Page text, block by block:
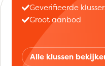
Geverifieerde
Groot aanbod
Alle klussen